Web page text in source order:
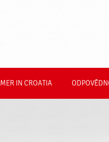
IN CROATIA